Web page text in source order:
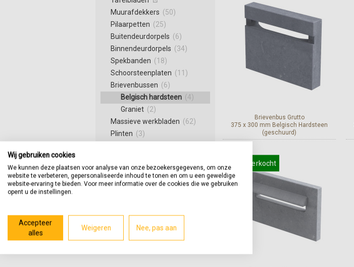
Brievenbus Grutto
375 x 300 mm Belgisch Hardsteen
(geschuurd)
Bekijk en bestel
Meest verkocht
Muurafdekkers (50)
Pilaarpetten (25)
Buitendeurdorpels (6)
Binnendeurdorpels (34)
Spekbanden (18)
Schoorsteenplaten (11)
Brievenbussen (6)
Belgisch hardsteen (4)
Graniet (2)
Massieve werkbladen (62)
Plinten (3)
Deuromlijstingen(10)
Gevelplinten (3)
Afwerking
Geschuurd(4)
Wij gebruiken cookies
We kunnen deze plaatsen voor analyse van onze bezoekersgegevens, om onze
website te verbeteren, gepersonaliseerde inhoud te tonen en om u een geweldige
website-ervaring te bieden. Voor meer informatie over de cookies die we gebruiken
opent u de instellingen.
Accepteer
alles
Weigeren Nee, pas aan